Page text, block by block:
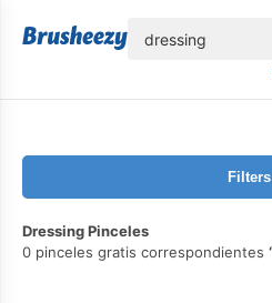
Filters
Dressing Pinceles
0 pinceles gratis correspondientes